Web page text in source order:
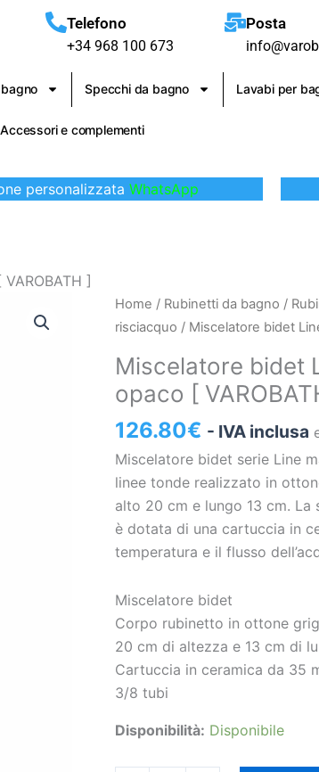
Telefono
+34 968 100 673
Posta
Specchi da bagno Lavabi per
Accessori e complementi
personalizzataWhatsApp
]
Home / Rubinetti da bagno /
risciacquo / Miscelatore bidet
Miscelatore bidet
opaco [
126.80€ - IVA inclusa
Miscelatore bidet serie Line
linee tonde realizzato in
alto 20 cm e lungo 13 cm. La
è dotata di una cartuccia in
temperatura e il flusso
Miscelatore bidet
Corpo rubinetto in ottone
20 cm di altezza e 13 cm di
Cartuccia in ceramica da 35
3/8 tubi
Disponibilità: Disponibile
Miscelatore
bidet
grigio
champagne
opaco
VAROBATH
]
quantità